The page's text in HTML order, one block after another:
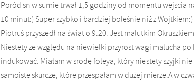
Poród sn w sumie trwał 1,5 godziny od momentu wejscia
10 minut:) Super szybko i bardziej boleśnie niż z Wojtkiem:)
Piotruś przyszedł na świat o 9.20. Jest malutkim
Niestety ze względu na niewielki przyrost wagi malucha
indukować. Miałam w srodę foleya, który niestety szyjki nie
samoiste skurcze, które przespałam w dużej mierze.A w